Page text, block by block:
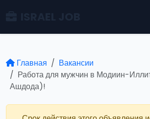
Главная
Вакансии
Работа для мужчин в Модиин-
Ашдода)!